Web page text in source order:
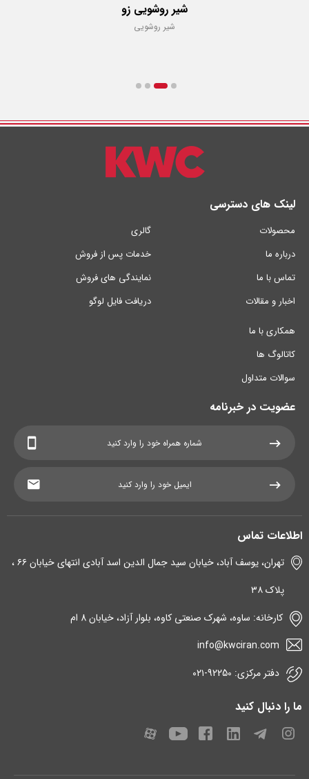
شیر روشویی زو
شیر روشویی
لینک های دسترسی
محصولات
درباره ما
تماس با ما
اخبار و مقالات
گالری
خدمات پس از فروش
نمایندگی های فروش
دریافت فایل لوگو
همکاری با ما
کاتالوگ ها
سوالات متداول
عضویت در خبرنامه
اطلاعات تماس
تهران، یوسف آباد، خیابان سید جمال الدین اسد آبادی انتهای خیابان ۶۶ ،
پلاک ۳۸
کارخانه: ساوه، شهرک صنعتی کاوه، بلوار آزاد، خیابان 8 ام
info@kwciran.com
دفتر مرکزی: 92250-۰۲۱
ما را دنبال کنید